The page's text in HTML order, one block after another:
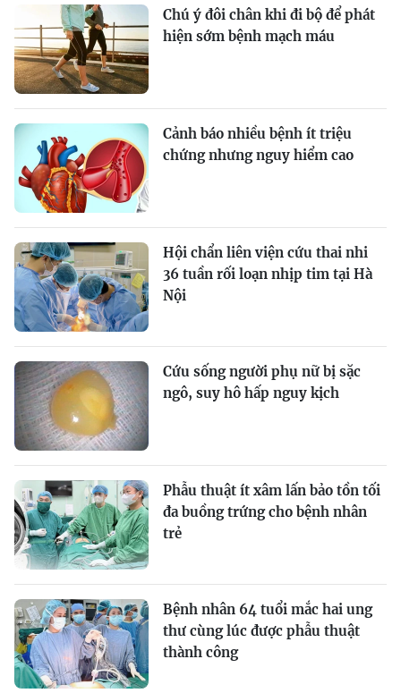
Chú ý đôi chân khi đi bộ để phát
hiện sớm bệnh mạch máu
Cảnh báo nhiều bệnh ít triệu
chứng nhưng nguy hiểm cao
Hội chẩn liên viện cứu thai nhi
36 tuần rối loạn nhịp tim tại Hà
Nội
Cứu sống người phụ nữ bị sặc
ngô, suy hô hấp nguy kịch
Phẫu thuật ít xâm lấn bảo tồn tối
đa buồng trứng cho bệnh nhân
trẻ
Bệnh nhân 64 tuổi mắc hai ung
thư cùng lúc được phẫu thuật
thành công